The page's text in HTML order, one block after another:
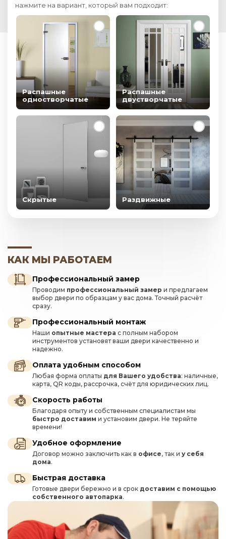
нажмите на вариант, который вам подходит:
Распашные
одностворчатые
Распашные
двустворчатые
Скрытые Раздвижные
КАК МЫ РАБОТАЕМ
Профессиональный замер
Проводим профессиональный замер и предлагаем
выбор двери по образцам у вас дома. Точный расчёт
сразу.
Профессиональный монтаж
Наши опытные мастера с полным набором
инструментов установят ваши двери качественно и
надежно.
Оплата удобным способом
Любая форма оплаты для Вашего удобства: наличные,
карта, QR коды, рассрочка, счёт для юридических лиц.
Скорость работы
Благодаря опыту и собственным специалистам мы
быстро доставим и установим двери. Не теряйте
времени!
Удобное оформление
Договор можно заключить как в офисе, так и у себя
дома.
Быстрая доставка
Готовые двери бережно и в срок доставим с помощью
собственного автопарка.